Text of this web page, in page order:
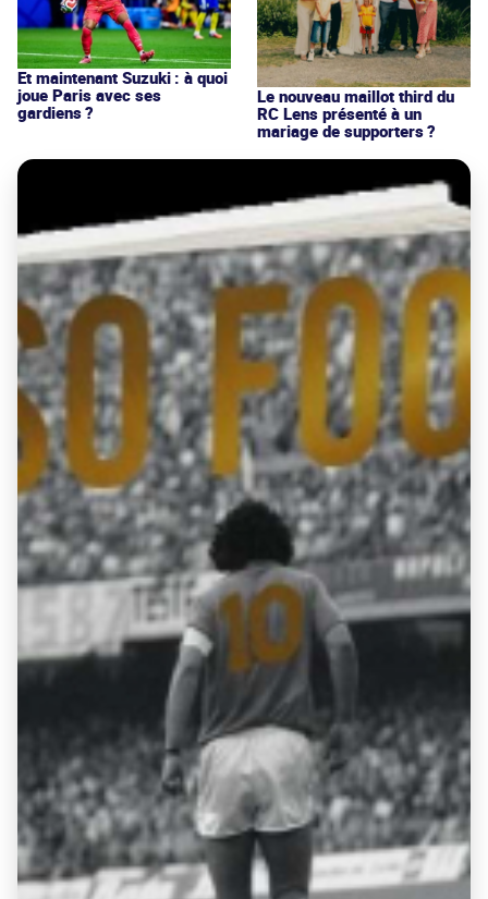
Et maintenant Suzuki : à quoi
joue Paris avec ses
gardiens ?
Le nouveau maillot third du
RC Lens présenté à un
mariage de supporters ?